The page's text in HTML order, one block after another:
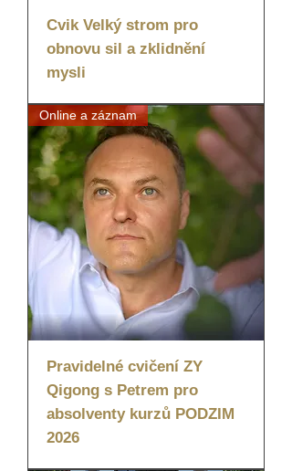
Cvik Velký strom pro
obnovu sil a zklidnění
mysli
Online a záznam
Pravidelné cvičení ZY
Qigong s Petrem pro
absolventy kurzů PODZIM
2026